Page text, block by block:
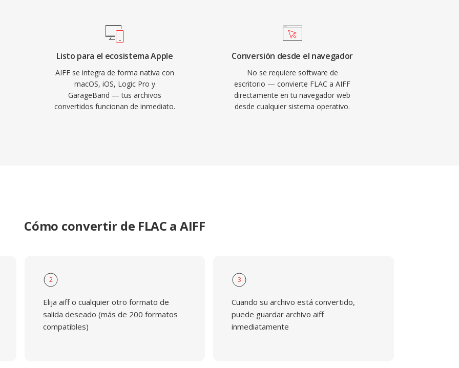
de trabajo
de muestreo y
flujos de
especificaciones de
la integridad sin
AIFF sigue siendo
Listo para el ecosistema Apple
AIFF se integra de forma nativa con
macOS, iOS, Logic Pro y
GarageBand — tus archivos
convertidos funcionan de inmediato.
Conversión desde el navegador
No se requiere software de
escritorio — convierte FLAC a AIFF
directamente en tu navegador web
desde cualquier sistema operativo.
Cómo convertir de FLAC a AIFF
2
Elija aiff o cualquier otro formato de
salida deseado (más de 200 formatos
compatibles)
3
Cuando su archivo está convertido,
puede guardar archivo aiff
inmediatamente